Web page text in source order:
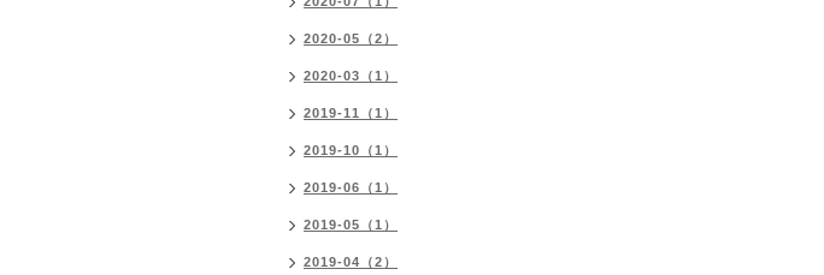
2020-05（2）
2020-03（1）
2019-11（1）
2019-10（1）
2019-06（1）
2019-05（1）
2019-04（2）